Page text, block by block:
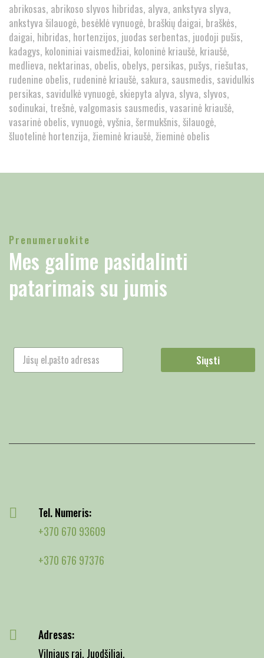
abrikosas abrikoso slyvos hibridas alyva ankstyva slyva
ankstyva šilauogė besėklė vynuogė braškių daigai braškės
daigai hibridas hortenzijos juodas serbentas juodoji pušis
kadagys koloniniai vaismedžiai koloninė kriaušė kriaušė
medlieva nektarinas obelis obelys persikas pušys riešutas
rudenine obelis rudeninė kriaušė sakura sausmedis savidulkis
persikas savidulkė vynuogė skiepyta alyva slyva slyvos
sodinukai trešnė valgomasis sausmedis vasarinė kriaušė
vasarinė obelis vynuogė vyšnia šermukšnis šilauogė
šluotelinė hortenzija žieminė kriaušė žieminė obelis
Prenumeruokite
Mes galime pasidalinti
patarimais su jumis
Siųsti
Tel. Numeris:
+370 670 93609
+370 676 97376
Adresas:
Vilniaus raj. Juodšiliai,